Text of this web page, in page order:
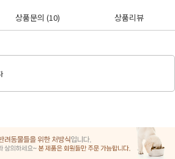
상품문의(10) 상품리뷰